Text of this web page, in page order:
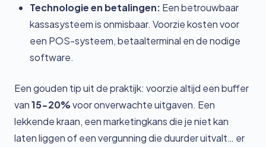
Technologie en betalingen: Een betrouwbaar
kassasysteem is onmisbaar. Voorzie kosten voor
een POS-systeem, betaalterminal en de nodige
software.
Een gouden tip uit de praktijk: voorzie altijd een buffer
van15-20%voor onverwachte uitgaven. Een
lekkende kraan, een marketingkans die je niet kan
laten liggen of een vergunning die duurder uitvalt… er